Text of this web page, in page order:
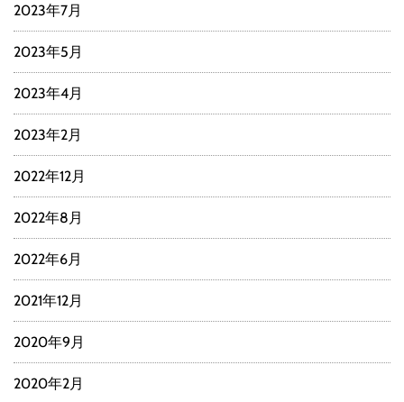
2023年7月
2023年5月
2023年4月
2023年2月
2022年12月
2022年8月
2022年6月
2021年12月
2020年9月
2020年2月